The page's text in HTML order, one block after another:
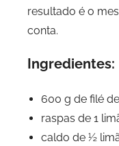
resultado é o
conta.
Ingredientes:
600 g de filé
raspas de 1
caldo de ½